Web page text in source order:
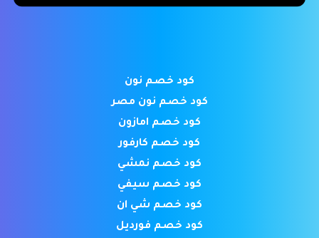
كود خصم نون
كود خصم نون مصر
كود خصم امازون
كود خصم كارفور
كود خصم نمشي
كود خصم سيفي
كود خصم شي ان
كود خصم فورديل